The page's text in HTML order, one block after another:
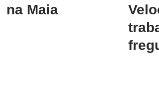
na Maia